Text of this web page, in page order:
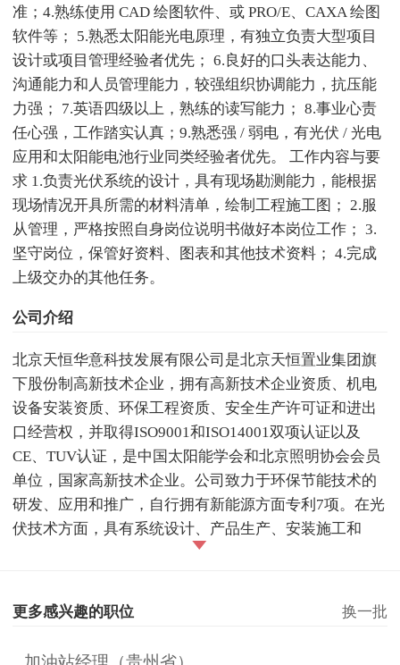
准；4.熟练使用 CAD 绘图软件、或 PRO/E、CAXA 绘图
软件等； 5.熟悉太阳能光电原理，有独立负责大型项目
设计或项目管理经验者优先； 6.良好的口头表达能力、
沟通能力和人员管理能力，较强组织协调能力，抗压能
力强； 7.英语四级以上，熟练的读写能力； 8.事业心责
任心强，工作踏实认真；9.熟悉强 / 弱电，有光伏 / 光电
应用和太阳能电池行业同类经验者优先。 工作内容与要
求 1.负责光伏系统的设计，具有现场勘测能力，能根据
现场情况开具所需的材料清单，绘制工程施工图； 2.服
从管理，严格按照自身岗位说明书做好本岗位工作； 3.
坚守岗位，保管好资料、图表和其他技术资料； 4.完成
上级交办的其他任务。
公司介绍
北京天恒华意科技发展有限公司是北京天恒置业集团旗
下股份制高新技术企业，拥有高新技术企业资质、机电
设备安装资质、环保工程资质、安全生产许可证和进出
口经营权，并取得ISO9001和ISO14001双项认证以及
CE、TUV认证，是中国太阳能学会和北京照明协会会员
单位，国家高新技术企业。公司致力于环保节能技术的
研发、应用和推广，自行拥有新能源方面专利7项。在光
伏技术方面，具有系统设计、产品生产、安装施工和
更多感兴趣的职位 换一批